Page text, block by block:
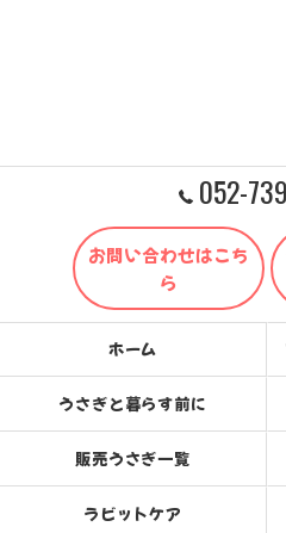
052-
お問い合わせはこち
ら
ホーム
うさぎと暮らす前に
販売うさぎ一覧
ラビットケア